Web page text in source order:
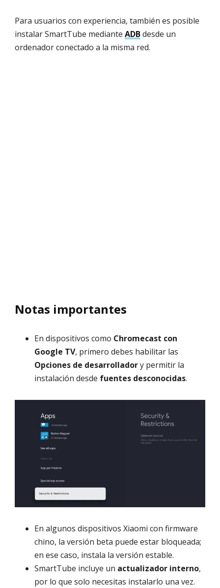
Para usuarios con experiencia, también es posible
instalar SmartTube mediante ADBdesde un
ordenador conectado a la misma red.
Notas importantes
En dispositivos como Chromecast con
Google TV, primero debes habilitar las
Opciones de desarrolladory permitir la
instalación desde fuentes desconocidas.
En algunos dispositivos Xiaomi con firmware
chino, la versión beta puede estar bloqueada;
en ese caso, instala la versión estable.
SmartTube incluye un actualizador interno,
por lo que solo necesitas instalarlo una vez.